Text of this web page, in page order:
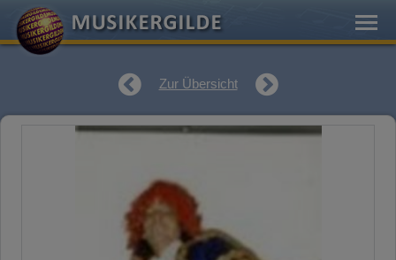
Zur Übersicht